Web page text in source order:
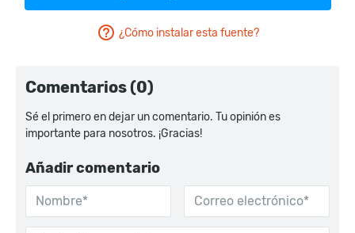
¿Cómo instalar esta fuente?
Comentarios (0)
Sé el primero en dejar un comentario. Tu opinión es
importante para nosotros. ¡Gracias!
Añadir comentario